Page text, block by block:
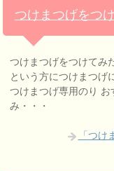
つけまつげをつ
つけまつげをつけてみ
という方につけまつ
つけまつげ専用のり
み・・・
「つ